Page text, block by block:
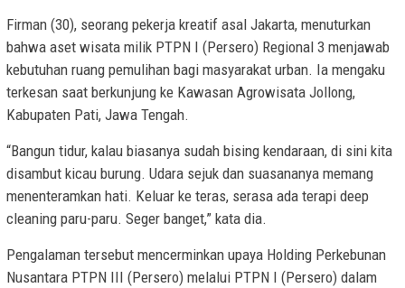
Firman (30), seorang pekerja kreatif asal Jakarta, menuturkan
bahwa aset wisata milik PTPN I (Persero) Regional 3 menjawab
kebutuhan ruang pemulihan bagi masyarakat urban. Ia mengaku
terkesan saat berkunjung ke Kawasan Agrowisata Jollong,
Kabupaten Pati, Jawa Tengah.
“Bangun tidur, kalau biasanya sudah bising kendaraan, di sini kita
disambut kicau burung. Udara sejuk dan suasananya memang
menenteramkan hati. Keluar ke teras, serasa ada terapi deep
cleaning paru-paru. Seger banget,” kata dia.
Pengalaman tersebut mencerminkan upaya Holding Perkebunan
Nusantara PTPN III (Persero) melalui PTPN I (Persero) dalam